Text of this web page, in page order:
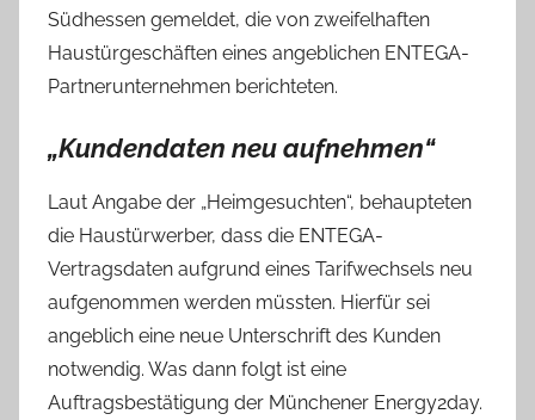
Südhessen gemeldet, die von zweifelhaften
Haustürgeschäften eines angeblichen ENTEGA-
Partnerunternehmen berichteten.
„Kundendaten neu aufnehmen“
Laut Angabe der „Heimgesuchten“, behaupteten
die Haustürwerber, dass die ENTEGA-
Vertragsdaten aufgrund eines Tarifwechsels neu
aufgenommen werden müssten. Hierfür sei
angeblich eine neue Unterschrift des Kunden
notwendig. Was dann folgt ist eine
Auftragsbestätigung der Münchener Energy2day.